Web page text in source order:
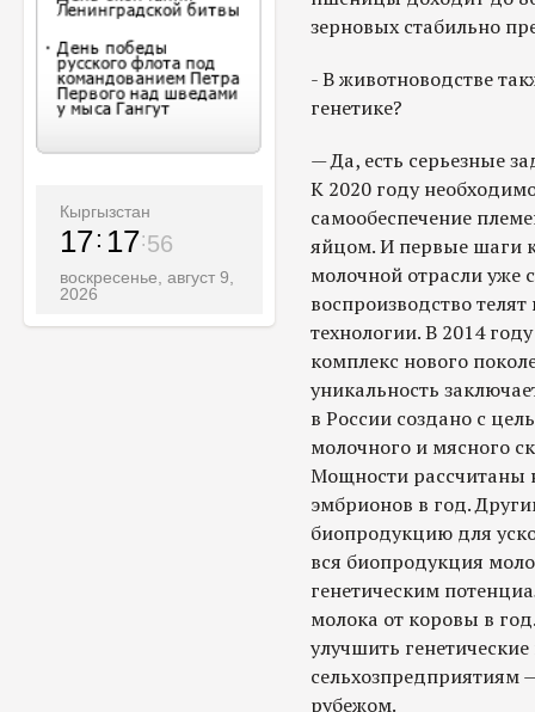
Кыргызстан
17 17 58
воскресенье, август 9,
2026
зерновых стабильно
- В животноводстве
генетике?
— Да, есть серьезные
К 2020 году
самообеспечение
яйцом. И первые шаги
молочной отрасли уже
воспроизводство
технологии. В 2014
комплекс нового
уникальность
в России создано с
молочного и мясного
Мощности рассчитаны
эмбрионов в год.
биопродукцию для
вся биопродукция
генетическим
молока от коровы в
улучшить
сельхозпредприятиям
рубежом.